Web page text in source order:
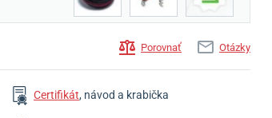
Porovnať Otázky
Certifikát, návod a krabička